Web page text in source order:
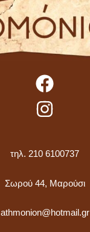
τηλ. 210 6100737
Σωρού 44, Μαρούσι
athmonion@hotmail.gr